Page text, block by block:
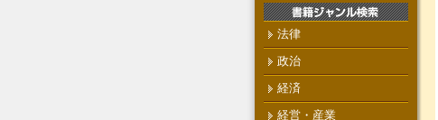
法律
政治
経済
経営・産業